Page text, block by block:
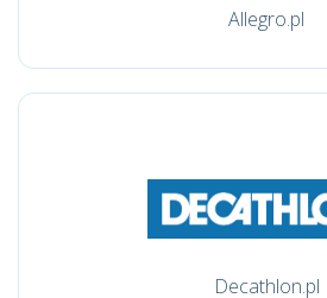
Allegro.pl
Decathlon.pl